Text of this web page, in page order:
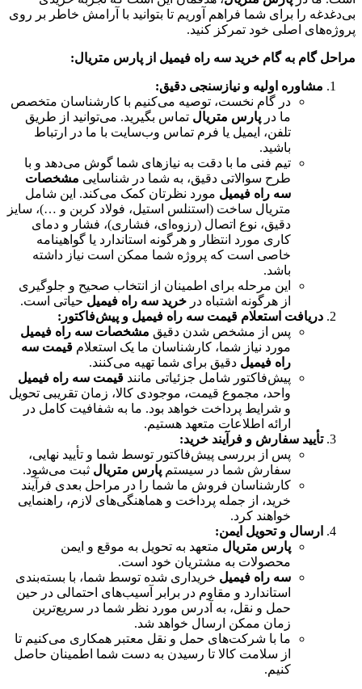
بی‌دغدغه را برای شما فراهم آوریم تا بتوانید با آرامش خاطر بر روی
پروژه‌های اصلی خود تمرکز کنید.
مراحل گام به گام خرید سه راه فیمیل از پارس متریال:
مشاوره اولیه و نیازسنجی دقیق:
در گام نخست، توصیه می‌کنیم با کارشناسان متخصص
ما در پارس متریال تماس بگیرید. می‌توانید از طریق
تلفن، ایمیل یا فرم تماس وب‌سایت با ما در ارتباط
باشید.
تیم فنی ما با دقت به نیازهای شما گوش می‌دهد و با
طرح سوالاتی دقیق، به شما در شناسایی مشخصات
سه راه فیمیل مورد نظرتان کمک می‌کند. این شامل
متریال ساخت (استنلس استیل، فولاد کربن و …)، سایز
دقیق، نوع اتصال (رزوه‌ای، فشاری)، فشار و دمای
کاری مورد انتظار و هرگونه استاندارد یا گواهینامه
خاصی است که پروژه شما ممکن است نیاز داشته
باشد.
این مرحله برای اطمینان از انتخاب صحیح و جلوگیری
از هرگونه اشتباه در خرید سه راه فیمیل حیاتی است.
دریافت استعلام قیمت سه راه فیمیل و پیش‌فاکتور:
پس از مشخص شدن دقیق مشخصات سه راه فیمیل
مورد نیاز شما، کارشناسان ما یک استعلام قیمت سه
راه فیمیل دقیق برای شما تهیه می‌کنند.
پیش‌فاکتور شامل جزئیاتی مانند قیمت سه راه فیمیل
واحد، مجموع قیمت، موجودی کالا، زمان تقریبی تحویل
و شرایط پرداخت خواهد بود. ما به شفافیت کامل در
ارائه اطلاعات متعهد هستیم.
تأیید سفارش و فرآیند خرید:
پس از بررسی پیش‌فاکتور توسط شما و تأیید نهایی،
سفارش شما در سیستم پارس متریال ثبت می‌شود.
کارشناسان فروش ما شما را در مراحل بعدی فرآیند
خرید، از جمله پرداخت و هماهنگی‌های لازم، راهنمایی
خواهند کرد.
ارسال و تحویل ایمن:
پارس متریال متعهد به تحویل به موقع و ایمن
محصولات به مشتریان خود است.
سه راه فیمیل خریداری شده توسط شما، با بسته‌بندی
استاندارد و مقاوم در برابر آسیب‌های احتمالی در حین
حمل و نقل، به آدرس مورد نظر شما در سریع‌ترین
زمان ممکن ارسال خواهد شد.
ما با شرکت‌های حمل و نقل معتبر همکاری می‌کنیم تا
از سلامت کالا تا رسیدن به دست شما اطمینان حاصل
کنیم.